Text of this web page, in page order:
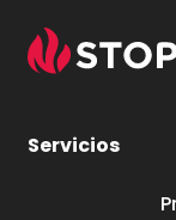
Servicios